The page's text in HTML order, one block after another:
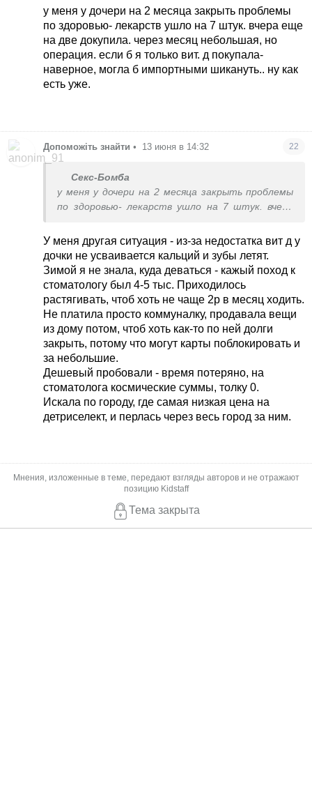
более у детриселекта фасовка банкой 60шт (не
купишь по пластинке) и назначали высокую
дозировку. Просила врача хоть что-нибудь
дешевле - сказала, нет смысла. Ну вот
детриселект в итоге поднял до 35.
у меня у дочери на 2 месяца закрыть проблемы
по здоровью- лекарств ушло на 7 штук. вчера еще
на две докупила. через месяц небольшая, но
операция. если б я только вит. д покупала-
наверное, могла б импортными шикануть.. ну как
есть уже.
Допоможіть знайти • 13 июня в 14:32 22
Секс-Бомба
у меня у дочери на 2 месяца закрыть проблемы
по здоровью- лекарств ушло на 7 штук. вчера
наверное, могла б импортными шикануть.. ну
как есть уже.
У меня другая ситуация - из-за недостатка вит д у
дочки не усваивается кальций и зубы летят.
Зимой я не знала, куда деваться - кажый поход к
стоматологу был 4-5 тыс. Приходилось
растягивать, чтоб хоть не чаще 2р в месяц ходить.
Не платила просто коммуналку, продавала вещи
из дому потом, чтоб хоть как-то по ней долги
закрыть, потому что могут карты поблокировать и
за небольшие.
Дешевый пробовали - время потеряно, на
стоматолога космические суммы, толку 0.
Искала по городу, где самая низкая цена на
детриселект, и перлась через весь город за ним.
Мнения, изложенные в теме, передают взгляды авторов и не отражают
позицию Kidstaff
Тема закрыта